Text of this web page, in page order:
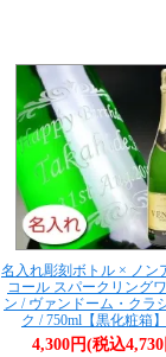
名入れ彫刻ボトル × ノン
コール スパークリング
ン / ヴァンドーム・クラ
ク / 750ml【黒化粧箱】
4,300円(税込